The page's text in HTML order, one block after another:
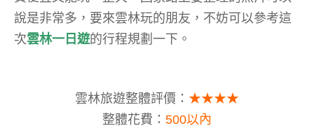
說是非常多，要來雲林玩的朋友，不妨可以參考這
次雲林一日遊的行程規劃一下。
雲林旅遊整體評價： ★★★★
整體花費： 500以內